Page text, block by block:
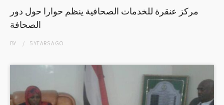
مركز عنقرة للخدمات الصحافية ينظم حوارا حول دور
الصحافة
BY 5 YEARSAGO